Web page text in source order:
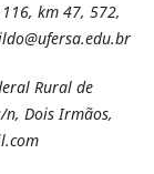
km 47, 572,
Rural de
n, Dois Irmãos,